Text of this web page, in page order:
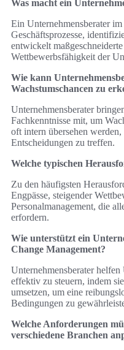
Was macht ein
Ein Unternehmensberater
Geschäftsprozesse,
entwickelt
Wettbewerbsfähigkeit der
Wie kann
Wachstumschancen zu
Unternehmensberater
Fachkenntnisse mit, um
oft intern übersehen
Entscheidungen zu treffen.
Welche typischen
Zu den häufigsten
Engpässe, steigender
Personalmanagement, die
erfordern.
Wie unterstützt ein
Change Management?
Unternehmensberater
effektiv zu steuern, indem
umsetzen, um eine
Bedingungen zu
Welche Anforderungen
verschiedene Branchen